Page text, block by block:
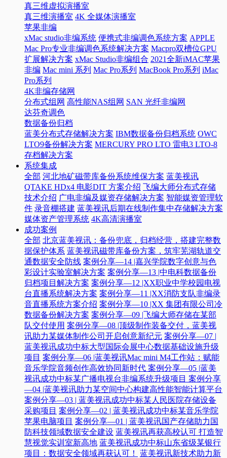
真三维虚拟演播室
真三维演播室 4K 全媒体演播室
苹果非编
xMac studio非编系统 便携式非编调色系统方案 APPLE
Mac Pro专业非编调色系统解决方案 Macpro双槽位GPU
扩展解决方案 xMac Studio非编组合 2021全新iMAC苹果
非编 Mac mini 系列 Mac Pro系列 MacBook Pro系列 iMac
Pro系列
4K非编存储网
分布式组网 高性能NAS组网 SAN 光纤非编网
达芬奇调色
数据备份归档
蓝美分布式存储解决方案 IBM数据备份归档系统 OWC
LTO9备份解决方案 MERCURY PRO LTO 雷电3 LTO-8
存档解决方案
系统集成
全部 河北地矿磁带库备份系统维保方案 蓝美视讯
QTAKE HDx4 电影DIT 方案介绍 飞编大师分布式存储
技术介绍 广电非编及媒资存储解决方案 智能媒资管理软
件 录音棚搭建 蓝美视讯后期在线制作集中存储解决方案
媒体资产管理系统 4K高清演播室
成功案例
全部 北京蓝美视讯：备份兜底，归档经营，搭建完整数
据保护体系 蓝美视讯磁带库备份方案，筑牢芜湖轨道交
通数据安全防线 案例分享—14 |嘉兴学院数字创意与色
彩设计实验室解决方案 案例分享—13 |中电科数据备份
归档项目解决方案 案例分享—12 |XX职业中学校园电视
台直播系统解决方案 案例分享—11 |XX消防支队非编录
音直播系统方案介绍 案例分享—10 |XX 集团有限公司冷
数据备份解决方案 案例分享—09 |飞编大师存储在某部
队交付使用 案例分享—08 |顶级制作装备交付，蓝美视
讯助力某媒体制作公司开启创意新纪元 案例分享—07 |
蓝美视讯成功中标大型国际会展中心数据基础设施升级
项目 案例分享—06 |蓝美视讯Mac mini M4工作站：赋能
音乐学院音频创作高效协同新时代​ 案例分享—05 |蓝美
视讯成功中标某广播电视台非编系统升级项目​ 案例分享
—04 |蓝美视讯助力某空间中心构建高性能智能计算平台​
案例分享—03 | 蓝美视讯成功中标某人民医院存储设备
采购项目 案例分享—02 | 蓝美视讯成功中标某音乐学院
苹果电脑项目 案例分享—01 | 蓝美视讯国产存储助力国
防科技领域数据安全建设 蓝美视讯再获高校认可 打造智
慧视觉实训室新高地 蓝美视讯成功中标山东省级某银行
项目：数据安全领域再获认可！
蓝美视讯新技术助力新